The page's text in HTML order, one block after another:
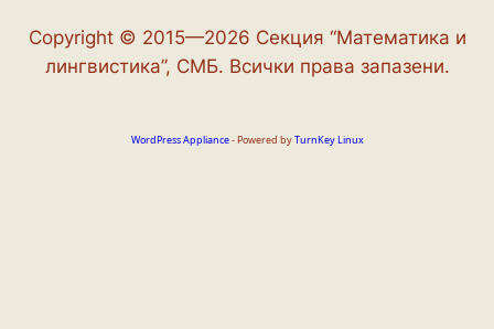
Copyright © 2015—2026 Секция “Математика и
лингвистика”, СМБ. Всички права запазени.
WordPress Appliance- Powered byTurnKey Linux